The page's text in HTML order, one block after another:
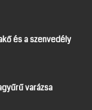
és a szenvedély
varázsa